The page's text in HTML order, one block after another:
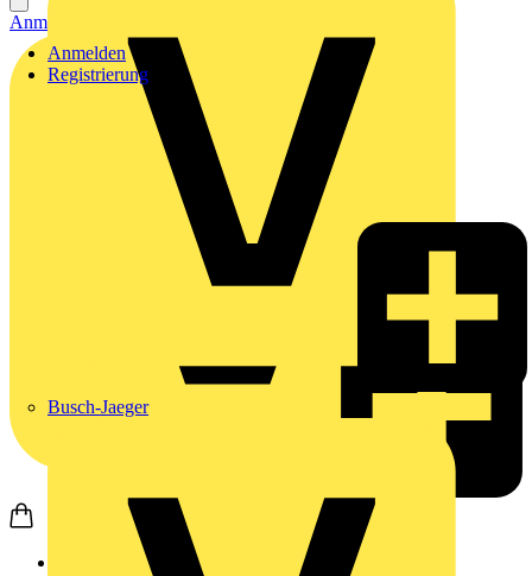
Busch-Jaeger
Anmelden
Registrierung
Anmelden